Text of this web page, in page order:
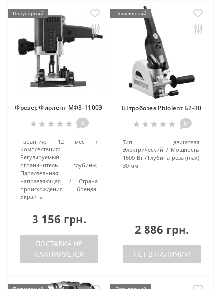
Популярный
Фрезер Фиолент МФ3-1100Э
0
Гарантия:
12 мес
Комплектация:
Регулируемый
ограничитель глубины;
Параллельная
направляющая
Страна
происхождения бренда:
Украина
3 156 грн.
ПОСТАВКА НЕ
ПЛАНИРУЕТСЯ
Популярный
Штроборез Phiolent Б2-30
0
Тип двигателя:
Электрический
Мощность:
1600 Вт
Глубина реза (max):
30 мм
2 886 грн.
НЕТ В НАЛИЧИИ